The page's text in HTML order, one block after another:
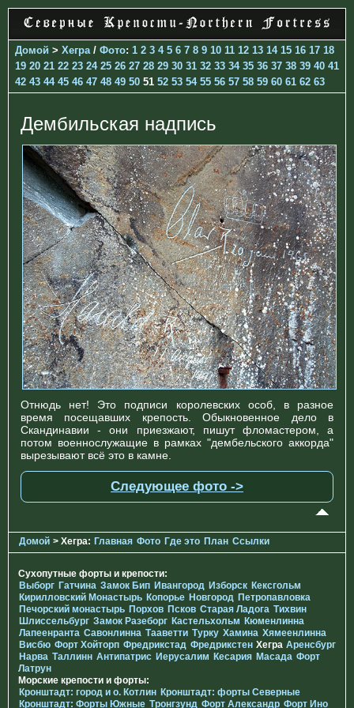
Домой > Хегра / Фото: 1 2 3 4 5 6 7 8 9 10 11 12 13 14 15 16 17 18
19 20 21 22 23 24 25 26 27 28 29 30 31 32 33 34 35 36 37 38 39 40 41
42 43 44 45 46 47 48 49 50 51 52 53 54 55 56 57 58 59 60 61 62 63
Дембильская надпись
Отнюдь нет! Это подписи королевских особ, в разное
время посещавших крепость. Обыкновенное дело в
Скандинавии - они приезжают, пишут фломастером, а
потом военнослужащие в рамках "дембельского аккорда"
вырезывают всё это в камне.
Следующее фото ->
Домой > Хегра: Главная Фото Где это План Ссылки
Сухопутные форты и крепости:
Выборг Гатчина Замок Бип Ивангород Изборск Кексгольм
Кирилловский Монастырь Копорье Новгород Петропавловка
Печорcкий монастырь Порхов Псков Старая Ладога Тихвин
Шлиссельбург Замок Разеборг Кастельхольм Кюменлинна
Лапеенранта Савонлинна Тааветти Турку Хамина Хямеенлинна
Висбю Форт Хойторп Фредрикстад Фредрикстен Хегра Аренсбург
Нарва Таллинн Антипатрис Иерусалим Кесария Масада Форт
Латрун
Морские крепости и форты:
Кронштадт: город и о. Котлин Кронштадт: форты Северные
Кронштадт: Форты Южные Тронгзунд Форт Александр Форт Ино